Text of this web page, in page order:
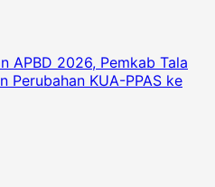
APBD 2026, Pemkab Tala
Perubahan KUA-PPAS ke